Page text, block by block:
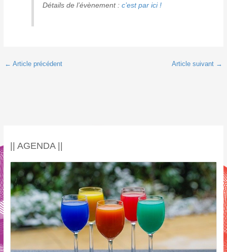
|| AGENDA ||
Détails de l’évènement : c’est par ici !
← Article précédent Article suivant →